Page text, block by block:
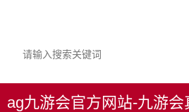
ag九游会官方网站-九游会